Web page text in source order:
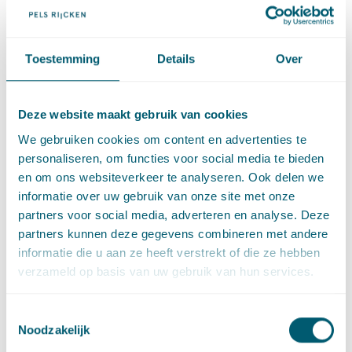
Toestemming Details Over
Deze website maakt gebruik van cookies
We gebruiken cookies om content en advertenties te
personaliseren, om functies voor social media te bieden
en om ons websiteverkeer te analyseren. Ook delen we
informatie over uw gebruik van onze site met onze
partners voor social media, adverteren en analyse. Deze
partners kunnen deze gegevens combineren met andere
informatie die u aan ze heeft verstrekt of die ze hebben
verzameld op basis van uw gebruik van hun services.
Noodzakelijk
Signaleringen Omgevingswet
Cassatie
Cassatievlog #171 | Uitzondering op het
23 juli 2026 ·
Cassatie
Cassatievlog #170 | Gokkers krijgen geen geld
terug
·
Cassatievlog #169 | Gezag van gewijsde in